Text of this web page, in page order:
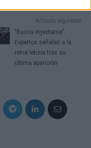
Artículo siguiente
"Busca inyectarse":
Expertos señalan a la
reina letizia tras su
última aparición